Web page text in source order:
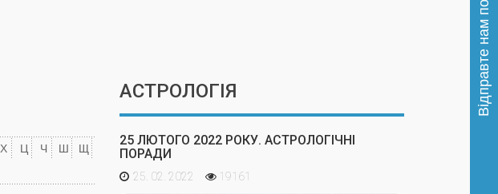
Х Ц Ч Ш
Щ
АСТРОЛОГІЯ
25 ЛЮТОГО 2022 РОКУ. АСТРОЛОГІЧНІ
ПОРАДИ
25. 02. 2022 19161